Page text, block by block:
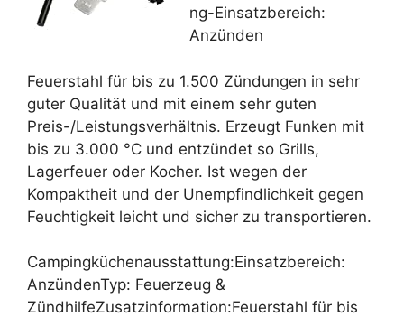
ng-Einsatzbereich:
Anzünden
Feuerstahl für bis zu 1.500 Zündungen in sehr
guter Qualität und mit einem sehr guten
Preis-/Leistungsverhältnis. Erzeugt Funken mit
bis zu 3.000 °C und entzündet so Grills,
Lagerfeuer oder Kocher. Ist wegen der
Kompaktheit und der Unempfindlichkeit gegen
Feuchtigkeit leicht und sicher zu transportieren.
Campingküchenausstattung:Einsatzbereich:
AnzündenTyp: Feuerzeug &
ZündhilfeZusatzinformation:Feuerstahl für bis